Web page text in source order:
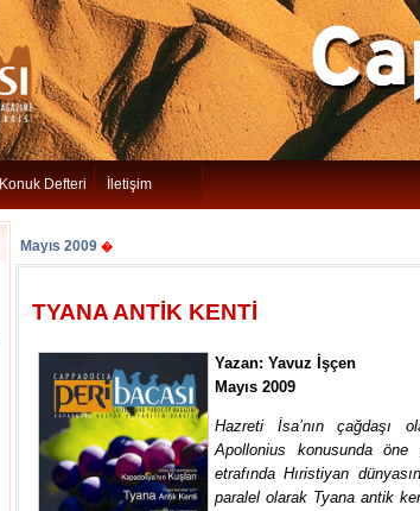
Konuk Defteri İletişim
Mayıs 2009 �
TYANA ANTİK KENTİ
Yazan: Yavuz İşçen
Mayıs 2009
Hazreti İsa’nın çağdaşı
Apollonius konusunda
etrafında Hıristiyan
paralel olarak Tyana antik